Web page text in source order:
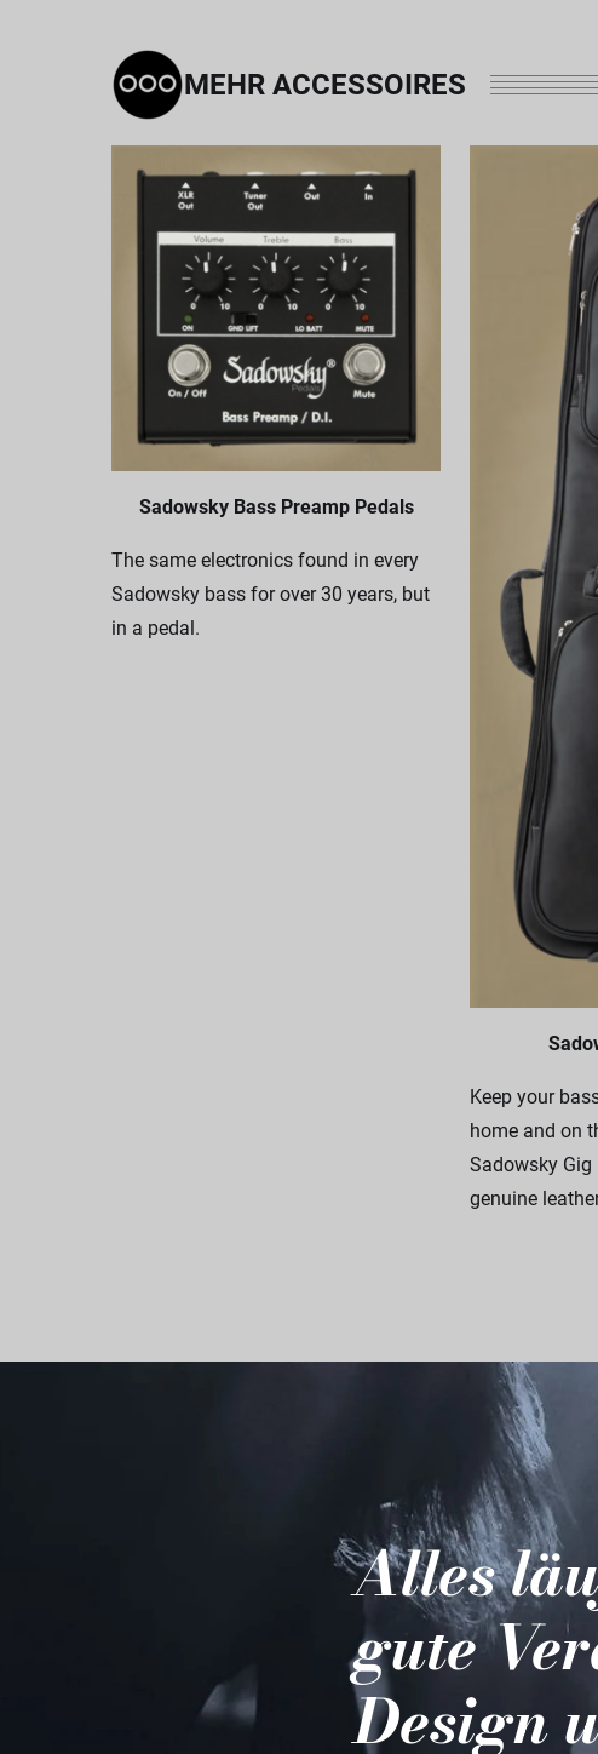
MEHR ACCESSOIRES
Sadowsky Bass Preamp Pedals
The same electronics found in every
Sadowsky bass for over 30 years, but
in a pedal.
Keep your
home and on
Sadowsky Gig
genuine
Alles
gute
Design